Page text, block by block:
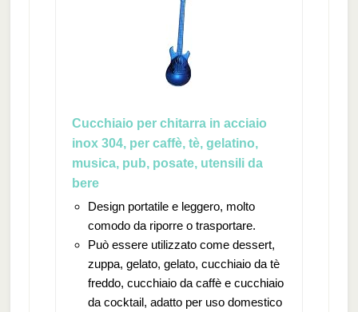
Cucchiaio per chitarra in acciaio
inox 304, per caffè, tè, gelatino,
musica, pub, posate, utensili da
bere
Design portatile e leggero, molto
comodo da riporre o trasportare.
Può essere utilizzato come dessert,
zuppa, gelato, gelato, cucchiaio da tè
freddo, cucchiaio da caffè e cucchiaio
da cocktail, adatto per uso domestico